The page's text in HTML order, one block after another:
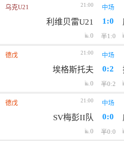
乌克U21 21:00 中场
利维贝雷U21 1:0
0 半1:0
德戊 21:00 中场
埃格斯托夫 0:2
0 半0:2
德戊 21:00 中场
SV梅彭II队 0:0
0 半0:0